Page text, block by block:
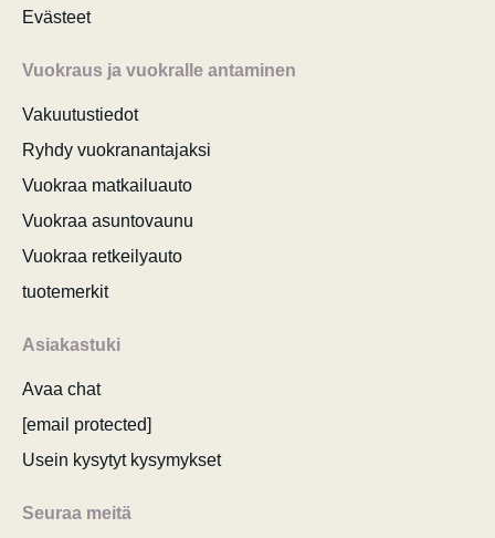
Evästeet
Vuokraus ja vuokralle antaminen
Vakuutustiedot
Ryhdy vuokranantajaksi
Vuokraa matkailuauto
Vuokraa asuntovaunu
Vuokraa retkeilyauto
tuotemerkit
Asiakastuki
Avaa chat
[email protected]
Usein kysytyt kysymykset
Seuraa meitä